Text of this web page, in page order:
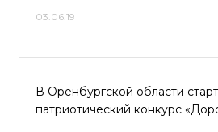
03.06.19
В Оренбургской области
патриотический конкурс